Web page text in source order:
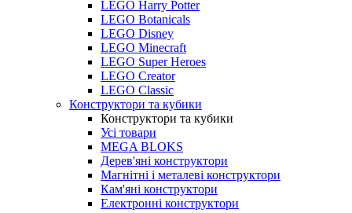
LEGO Harry Potter
LEGO Botanicals
LEGO Disney
LEGO Minecraft
LEGO Super Heroes
LEGO Creator
LEGO Classic
Конструктори та кубики
Конструктори та кубики
Усі товари
MEGA BLOKS
Дерев'яні конструктори
Магнітні і металеві конструктори
Кам'яні конструктори
Електронні конструктори